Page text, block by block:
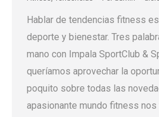
Hablar de tendencias fitness
deporte y bienestar. Tres
mano con Impala SportClub &
queríamos aprovechar la
poquito sobre todas las
apasionante mundo fitness